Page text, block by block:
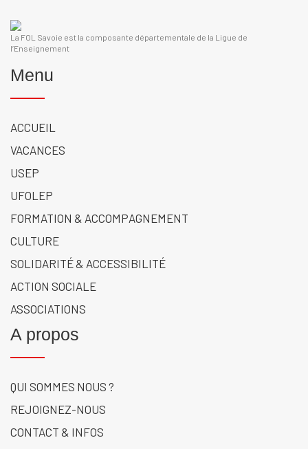
La FOL Savoie est la composante départementale de la Ligue de
l’Enseignement
Menu
ACCUEIL
VACANCES
USEP
UFOLEP
FORMATION & ACCOMPAGNEMENT
CULTURE
SOLIDARITÉ & ACCESSIBILITÉ
ACTION SOCIALE
ASSOCIATIONS
A propos
QUI SOMMES NOUS ?
REJOIGNEZ-NOUS
CONTACT & INFOS